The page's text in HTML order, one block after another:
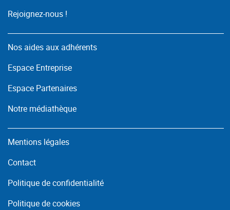
Rejoignez-nous !
Nos aides aux adhérents
Espace Entreprise
Espace Partenaires
Notre médiathèque
Mentions légales
Contact
Politique de confidentialité
Politique de cookies